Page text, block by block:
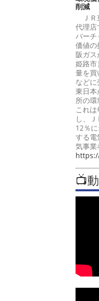
削減
ＪＲ
代理店
バーチ
価値の
阪ガス
姫路市
量を買
など
東日本
所の環
これ
し、
12％
する電
気事業
📺